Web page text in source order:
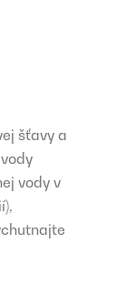
šťavy a
vody v